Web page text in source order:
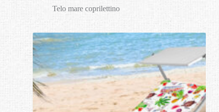
Telo mare coprilettino